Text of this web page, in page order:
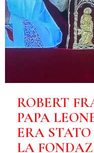
ROBERT
PAPA
ERA
LA